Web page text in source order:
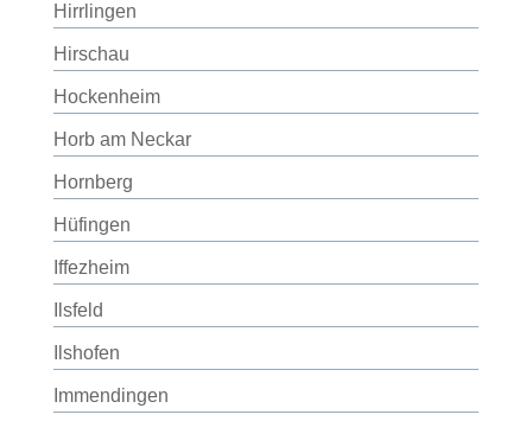
Hirrlingen
Hirschau
Hockenheim
Horb am Neckar
Hornberg
Hüfingen
Iffezheim
Ilsfeld
Ilshofen
Immendingen